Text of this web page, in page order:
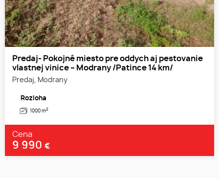
Predaj- Pokojné miesto pre oddych aj pestovanie
vlastnej vinice – Modrany /Patince 14 km/
Predaj, Modrany
Rozloha
1000 m2
Cena
9 990 €